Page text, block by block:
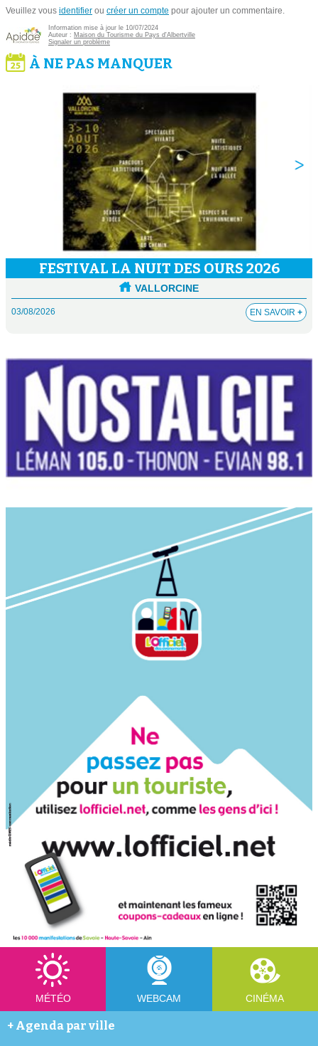
Veuillez vous identifier ou créer un compte pour ajouter un commentaire.
Information mise à jour le 10/07/2024
Auteur : Maison du Tourisme du Pays d'Albertville
Signaler un problème
À NE PAS MANQUER
FESTIVAL LA NUIT DES OURS 2026
VALLORCINE
03/08/2026 EN SAVOIR +
MÉTÉO WEBCAM CINÉMA
+ Agenda par ville